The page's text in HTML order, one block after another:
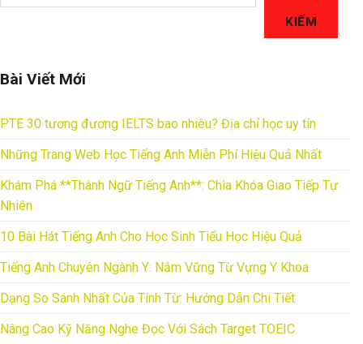
KIẾM
Bài Viết Mới
PTE 30 tương đương IELTS bao nhiêu? Địa chỉ học uy tín
Những Trang Web Học Tiếng Anh Miễn Phí Hiệu Quả Nhất
Khám Phá **Thành Ngữ Tiếng Anh**: Chìa Khóa Giao Tiếp Tự
Nhiên
10 Bài Hát Tiếng Anh Cho Học Sinh Tiểu Học Hiệu Quả
Tiếng Anh Chuyên Ngành Y: Nắm Vững Từ Vựng Y Khoa
Dạng So Sánh Nhất Của Tính Từ: Hướng Dẫn Chi Tiết
Nâng Cao Kỹ Năng Nghe Đọc Với Sách Target TOEIC